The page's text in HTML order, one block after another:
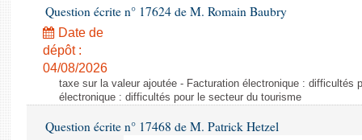
Question écrite n° 17624 de M. Romain Baubry
Date de
dépôt :
04/08/2026
taxe sur la valeur ajoutée - Facturation électronique : difficultés
électronique : difficultés pour le secteur du tourisme
Question écrite n° 17468 de M. Patrick Hetzel